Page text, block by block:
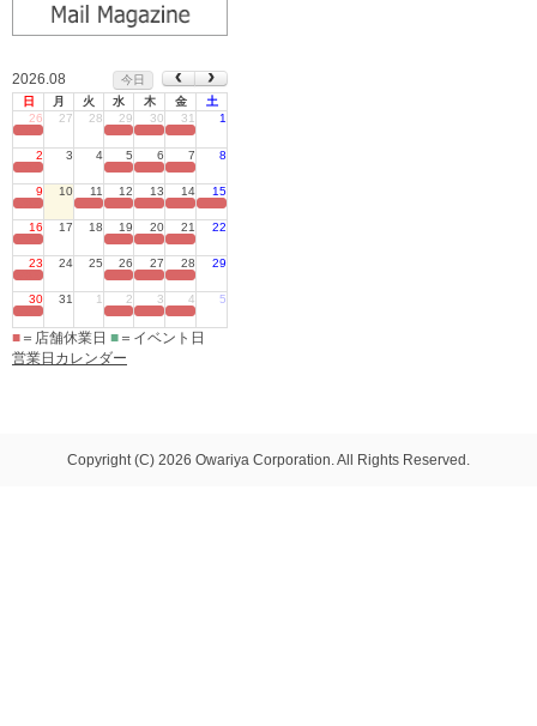
2026.08
今日
日
月 火 水 木 金
土
26
27 28 29 30 31 1
2 3 4 5 6 7 8
9 10 11 12 13 14 15
16 17 18 19 20 21 22
23 24 25 26 27 28 29
30 31 1 2 3 4 5
■ ＝店舗休業日 ■ ＝イベント日
営業日カレンダー
Copyright (C) 2026 Owariya Corporation. All Rights Reserved.